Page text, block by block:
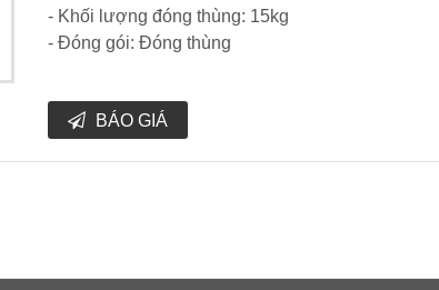
- Khối lượng đóng thùng: 15kg
- Đóng gói: Đóng thùng
BÁO GIÁ